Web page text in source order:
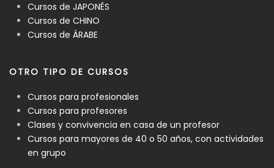
Cursos de JAPONÉS
Cursos de CHINO
Cursos de ÁRABE
OTRO TIPO DE CURSOS
Cursos para profesionales
Cursos para profesores
Clases y convivencia en casa de un profesor
Cursos para mayores de 40 o 50 años, con actividades
en grupo